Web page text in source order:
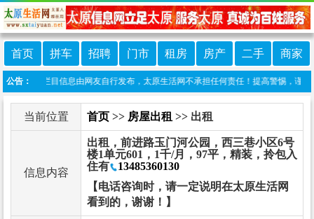
首页 拼车 招聘 门市 租房 房产 二手 商家
公告：
明：本栏目信息由网友自行发布，太原生活网不承担任何责任！提高警惕，谨防
当前位置 首页 >> 房屋出租 >> 出租
信息内容
出租，前进路玉门河公园，西三巷小区6号
楼1单元601，1千/月，97平，精装，拎包入
住有
13485360130
【电话咨询时，请一定说明在太原生活网
看到的，谢谢！】